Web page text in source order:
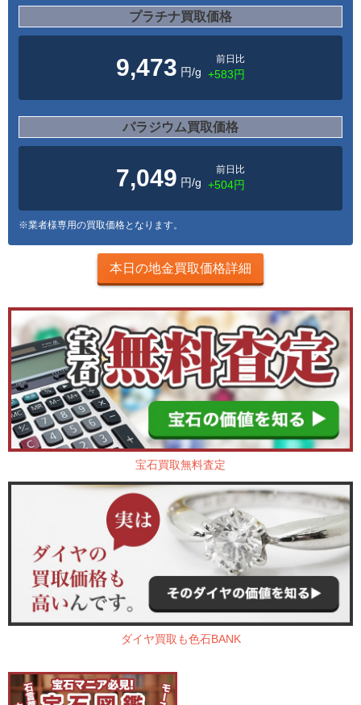
プラチナ買取価格
9,473 円/g
前日比
+583円
パラジウム買取価格
7,049 円/g
前日比
+504円
※業者様専用の買取価格となります。
本日の地金買取価格詳細
宝石買取無料査定
ダイヤ買取も色石BANK